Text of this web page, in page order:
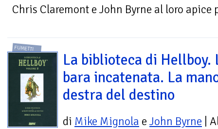
Chris Claremont e John Byrne al loro apice
FUMETTI
La biblioteca di Hellboy.
bara incatenata. La
destra del destino
di Mike Mignola e John Byrne |